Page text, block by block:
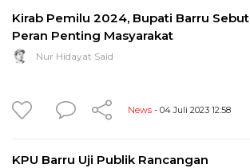
Kirab Pemilu 2024, Bupati Barru Sebut
Peran Penting Masyarakat
Nur Hidayat Said
News - 04 Juli 2023 12:58
KPU Barru Uji Publik Rancangan